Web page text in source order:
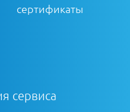
сертификаты
сервиса